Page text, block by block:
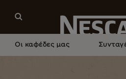
Οι καφέδες μας